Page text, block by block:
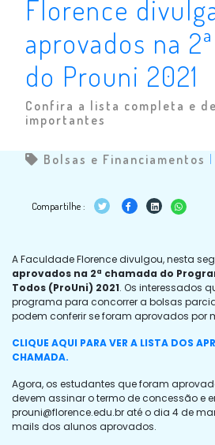
Florence
aprovados na
do Prouni 2021
Confira a lista completa e
importantes
Bolsas e Financiamentos |
Compartilhe :
A Faculdade Florence divulgou, nesta
aprovados na 2ª chamada do
Todos (ProUni) 2021. Os interessados
programa para concorrer a bolsas
podem conferir se foram aprovados por
CLIQUE AQUI PARA VER A LISTA DOS
CHAMADA.
Agora, os estudantes que foram
devem assinar o termo de concessão e
prouni@florence.edu.braté o dia 4 de
mails dos alunos aprovados.